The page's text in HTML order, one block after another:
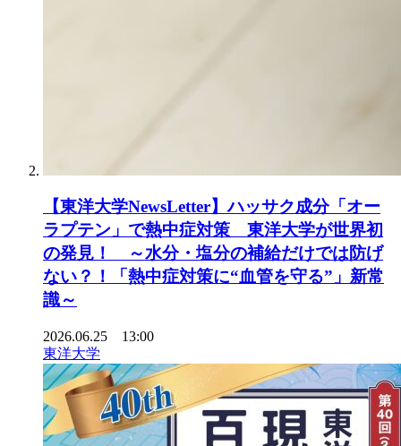
【東洋大学NewsLetter】ハッサク成分「オー
ラプテン」で熱中症対策 東洋大学が世界初
の発見！ ～水分・塩分の補給だけでは防げ
ない？！「熱中症対策に“血管を守る”」新常
識～
2026.06.25 13:00
東洋大学